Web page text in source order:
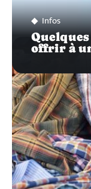
Infos
Quelques
offrir à